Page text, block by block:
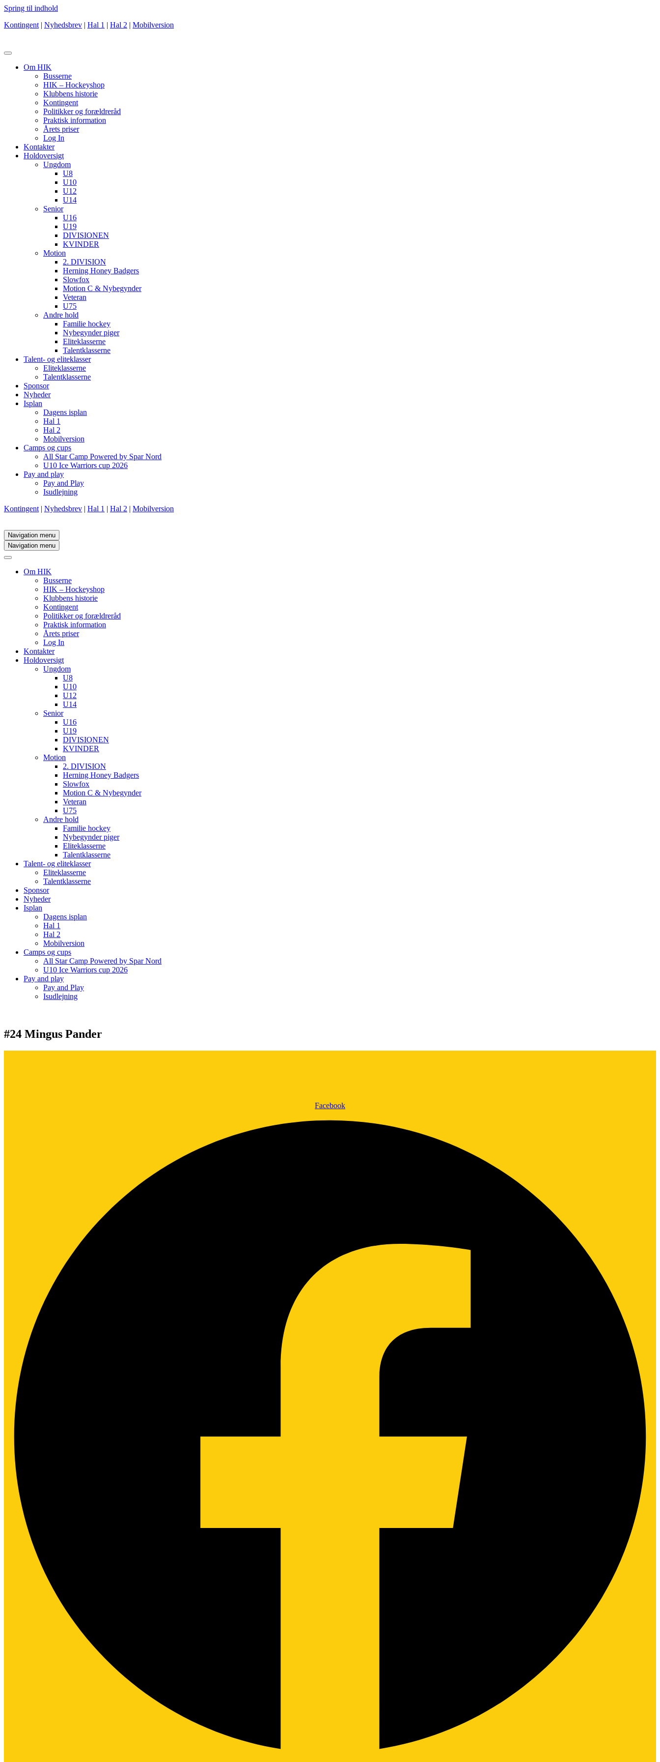
Spring til indhold
Kontingent | Nyhedsbrev | Hal 1 | Hal 2 | Mobilversion
Om HIK
Busserne
HIK – Hockeyshop
Klubbens historie
Kontingent
Politikker og forældreråd
Praktisk information
Årets priser
Log In
Kontakter
Holdoversigt
Ungdom
U8
U10
U12
U14
Senior
U16
U19
DIVISIONEN
KVINDER
Motion
2. DIVISION
Herning Honey Badgers
Slowfox
Motion C & Nybegynder
Veteran
U75
Andre hold
Familie hockey
Nybegynder piger
Eliteklasserne
Talentklasserne
Talent- og eliteklasser
Eliteklasserne
Talentklasserne
Sponsor
Nyheder
Isplan
Dagens isplan
Hal 1
Hal 2
Mobilversion
Camps og cups
All Star Camp Powered by Spar Nord
U10 Ice Warriors cup 2026
Pay and play
Pay and Play
Isudlejning
Kontingent | Nyhedsbrev | Hal 1 | Hal 2 | Mobilversion
Navigation menu
Navigation menu
Om HIK
Busserne
HIK – Hockeyshop
Klubbens historie
Kontingent
Politikker og forældreråd
Praktisk information
Årets priser
Log In
Kontakter
Holdoversigt
Ungdom
U8
U10
U12
U14
Senior
U16
U19
DIVISIONEN
KVINDER
Motion
2. DIVISION
Herning Honey Badgers
Slowfox
Motion C & Nybegynder
Veteran
U75
Andre hold
Familie hockey
Nybegynder piger
Eliteklasserne
Talentklasserne
Talent- og eliteklasser
Eliteklasserne
Talentklasserne
Sponsor
Nyheder
Isplan
Dagens isplan
Hal 1
Hal 2
Mobilversion
Camps og cups
All Star Camp Powered by Spar Nord
U10 Ice Warriors cup 2026
Pay and play
Pay and Play
Isudlejning
#24 Mingus Pander
Facebook